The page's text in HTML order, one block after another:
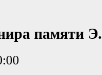
памяти